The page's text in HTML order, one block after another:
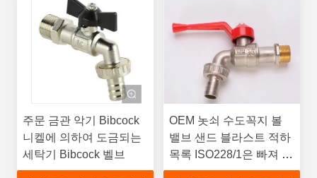
주문 금관 악기 Bibcock
니켈에 의하여 도금되는
세탁기 Bibcock 벨브
OEM 놋쇠 수도꼭지 볼
밸브 샌드 블라스트 적하
목록 ISO228/1은 빠져 나
아갔습니다